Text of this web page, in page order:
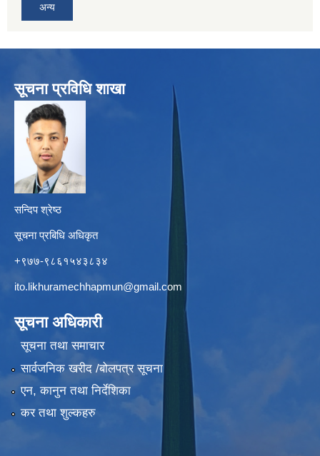
अन्य
सूचना प्रविधि शाखा
सन्दिप श्रेष्ठ
सूचना प्रबिधि अधिकृत
+९७७-९८६१५४३८३४
ito.likhuramechhapmun@gmail.com
सूचना अधिकारी
सूचना तथा समाचार
सार्वजनिक खरीद /बोलपत्र सूचना
एन, कानुन तथा निर्देशिका
कर तथा शुल्कहरु